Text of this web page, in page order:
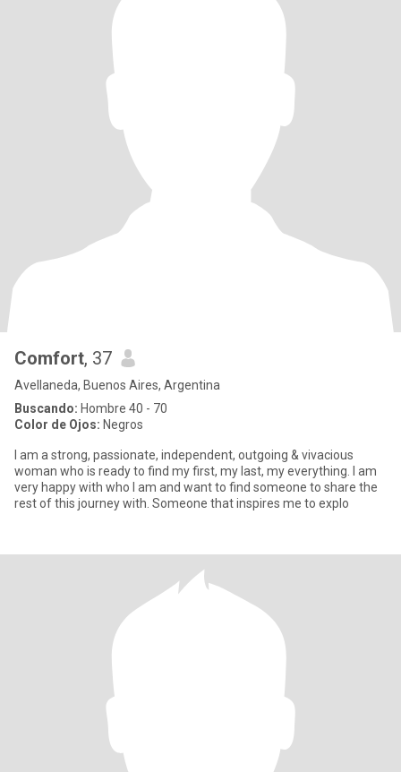
Comfort, 37
Avellaneda, Buenos Aires, Argentina
Buscando: Hombre 40 - 70
Color de Ojos: Negros
I am a strong, passionate, independent, outgoing & vivacious
woman who is ready to find my first, my last, my everything. I am
very happy with who I am and want to find someone to share the
rest of this journey with. Someone that inspires me to explo